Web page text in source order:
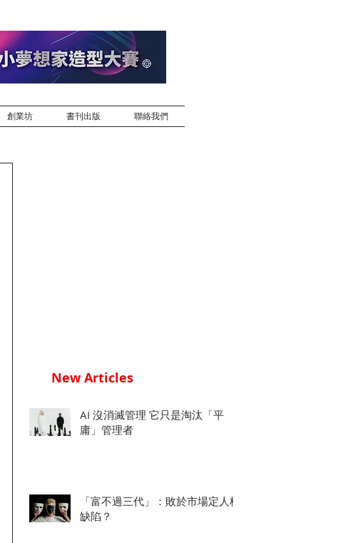
創業坊 書刊出版 聯絡我們
New Articles
AI 沒消滅管理 它只是淘汰「平
庸」管理者
「富不過三代」：敗於市場定人格
缺陷？